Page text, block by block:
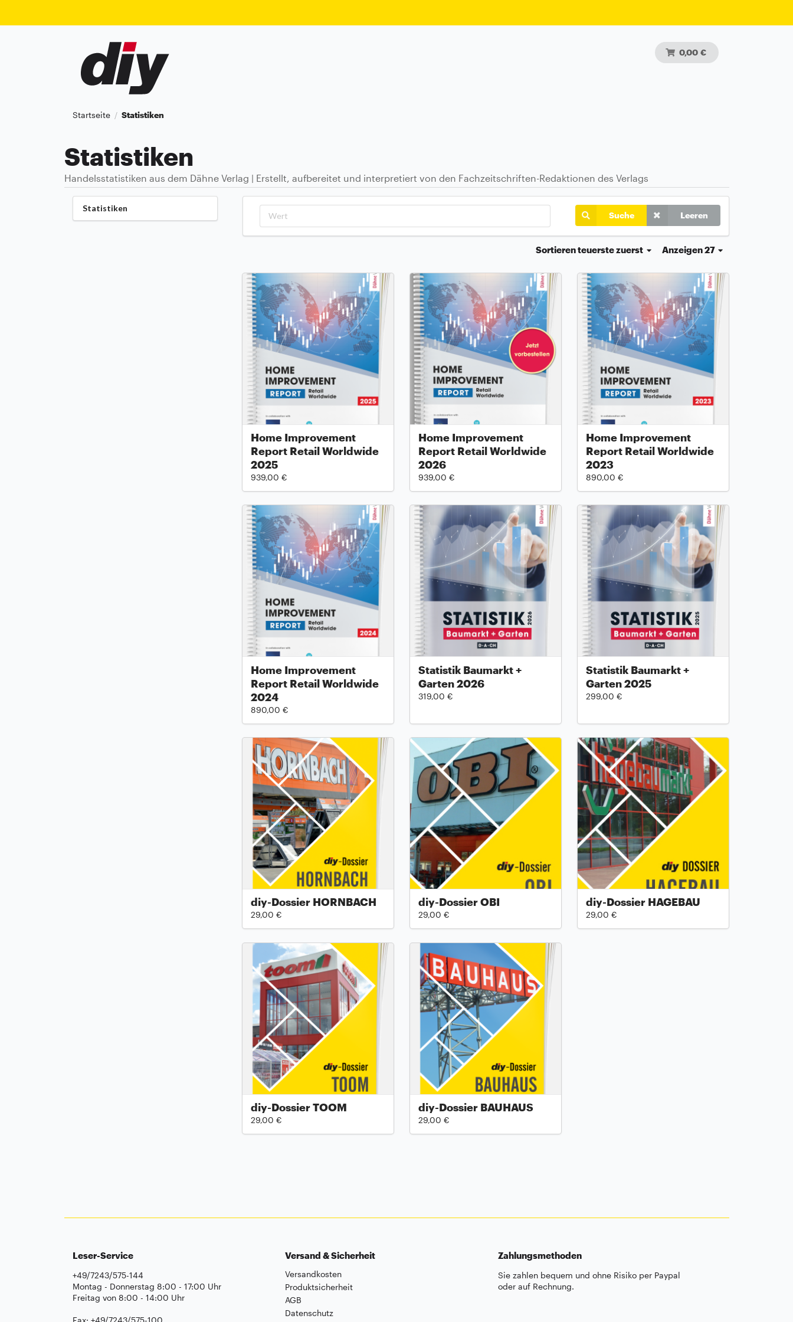
0,00 €
Startseite / Statistiken
Statistiken
Handelsstatistiken aus dem Dähne Verlag | Erstellt, aufbereitet und interpretiert von den Fachzeitschriften-Redaktionen des Verlags
Statistiken
Suche Leeren
Anzeigen 27
Sortierenteuerste zuerst
Home Improvement
Report Retail Worldwide
2025
939,00 €
Home Improvement
Report Retail Worldwide
2026
939,00 €
Home Improvement
Report Retail Worldwide
2023
890,00 €
Home Improvement
Report Retail Worldwide
2024
890,00 €
Statistik Baumarkt +
Garten 2026
319,00 €
Statistik Baumarkt +
Garten 2025
299,00 €
diy-Dossier HORNBACH
29,00 €
diy-Dossier OBI
29,00 €
diy-Dossier HAGEBAU
29,00 €
diy-Dossier TOOM
29,00 €
diy-Dossier BAUHAUS
29,00 €
Leser-Service
+49/7243/575-144
Montag - Donnerstag 8:00 - 17:00 Uhr
Freitag von 8:00 - 14:00 Uhr
Fax: +49/7243/575-100
Versand & Sicherheit
Versandkosten
Produktsicherheit
AGB
Datenschutz
Zahlungsmethoden
Sie zahlen bequem und ohne Risiko per Paypal
oder auf Rechnung.